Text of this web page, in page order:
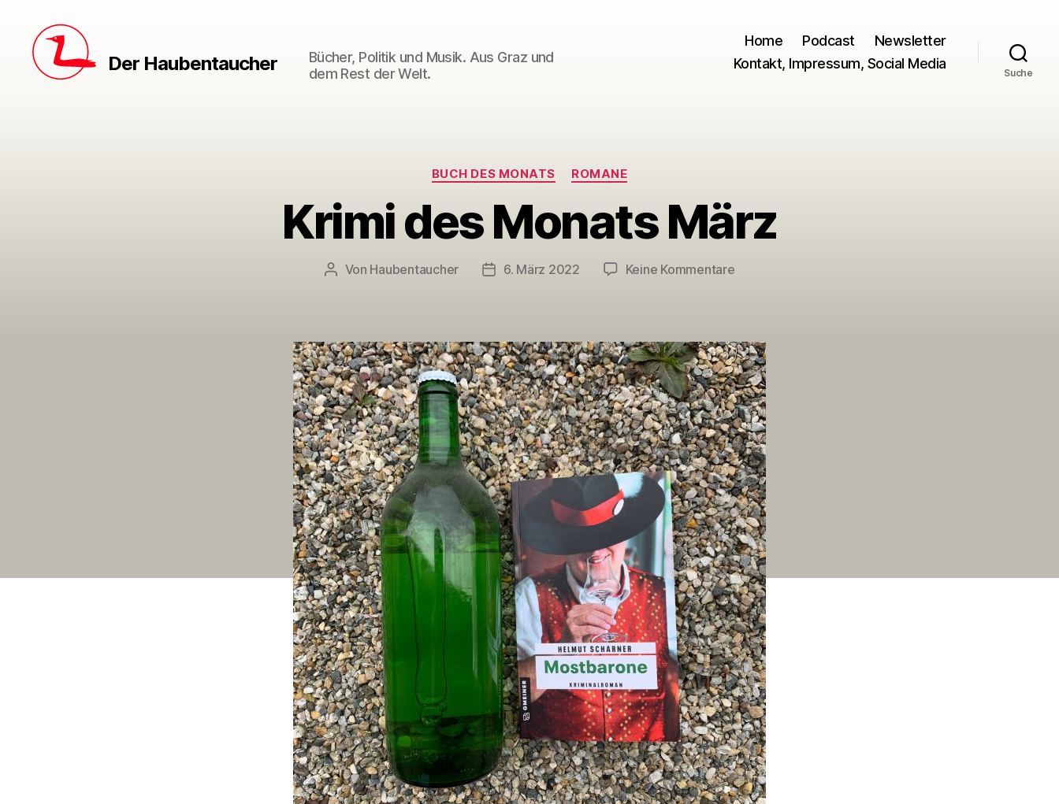
Der Haubentaucher
Bücher, Politik und Musik. Aus Graz und
dem Rest der Welt.
Home Podcast
Newsletter
Kontakt, Impressum, Social Media
Suche
Kategorien
BUCH DES MONATS ROMANE
Krimi des Monats März
Beitragsautor
Von Haubentaucher Veröffentlichungsdatum
6. März 2022 Keine Kommentarezu
März